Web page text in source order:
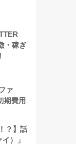
・稼ぎ
ァ
期費用
？】話
）」